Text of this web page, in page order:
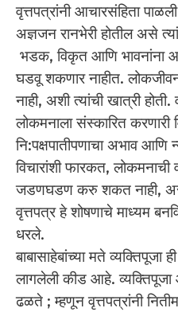
वृत्तपत्रांनी आचारसंहिता
अज्ञजन रानभेरी होतील असे
भडक, विकृत आणि भावनांना
घडवू शकणार नाहीत.
नाही, अशी त्यांची खात्री
लोकमनाला संस्कारित करणारी
नि:पक्षपातीपणाचा अभाव आणि
विचारांशी फारकत,
जडणघडण करु शकत नाही, असा
वृत्तपत्र हे शोषणाचे माध्यम
धरले.
बाबासाहेबांच्या मते व्यक्तिपूजा
लागलेली कीड आहे.
ढळते ; म्हणून वृत्तपत्रांनी